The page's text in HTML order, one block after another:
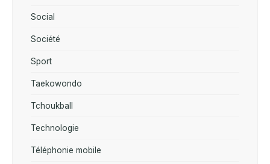
Social
Société
Sport
Taekowondo
Tchoukball
Technologie
Téléphonie mobile